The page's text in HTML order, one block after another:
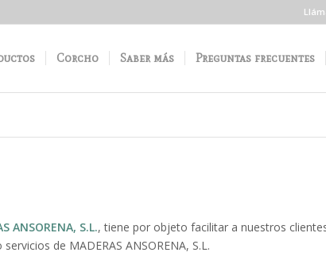
Corcho Saber más Preguntas frecuentes
ANSORENA, S.L., tiene por objeto facilitar a nuestros
de MADERAS ANSORENA, S.L.